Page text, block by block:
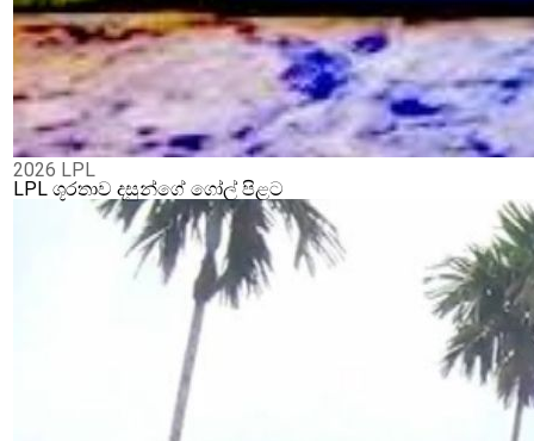
2026 LPL
LPL ශූරතාව දසුන්ගේ ගෝල් පිළට